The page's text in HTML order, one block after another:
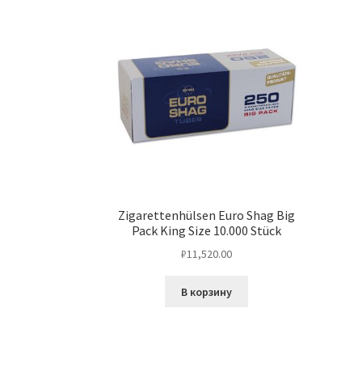
Zigarettenhülsen Euro Shag Big
Pack King Size 10.000 Stück
₽11,520.00
В корзину